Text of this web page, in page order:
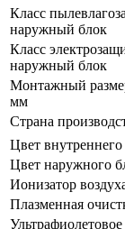
Класс
наружный блок
Класс
наружный блок
Монтажный
мм
Страна
Цвет внутреннего
Цвет наружного
Ионизатор
Плазменная